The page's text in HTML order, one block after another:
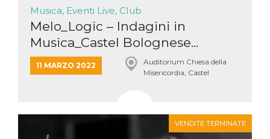
Musica, Eventi Live, Club
Melo_Logic – Indagini in
Musica_Castel Bolognese...
11 MARZO 2022
Auditorium Chiesa della
Misericordia, Castel
VENDITE TERMINATE